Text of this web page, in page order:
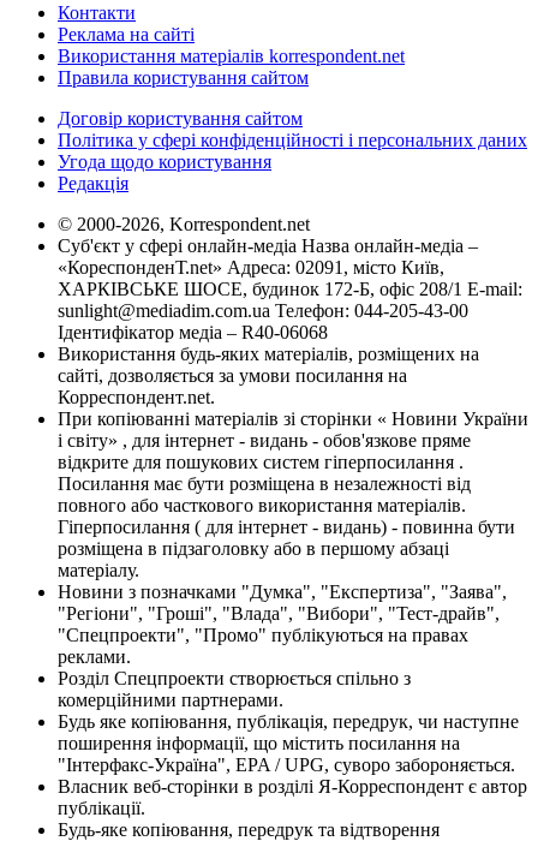
Контакти
Реклама на сайті
Використання матеріалів korrespondent.net
Правила користування сайтом
Договір користування сайтом
Політика у сфері конфіденційності і персональних даних
Угода щодо користування
Редакція
© 2000-2026, Korrespondent.net
Суб'єкт у сфері онлайн-медіа Назва онлайн-медіа –
«КореспонденТ.net» Адреса: 02091, місто Київ,
ХАРКІВСЬКЕ ШОСЕ, будинок 172-Б, офіс 208/1 E-mail:
sunlight@mediadim.com.ua Телефон: 044-205-43-00
Ідентифікатор медіа – R40-06068
Використання будь-яких матеріалів, розміщених на
сайті, дозволяється за умови посилання на
Корреспондент.net.
При копіюванні матеріалів зі сторінки « Новини України
і світу» , для інтернет - видань - обов'язкове пряме
відкрите для пошукових систем гіперпосилання .
Посилання має бути розміщена в незалежності від
повного або часткового використання матеріалів.
Гіперпосилання ( для інтернет - видань) - повинна бути
розміщена в підзаголовку або в першому абзаці
матеріалу.
Новини з позначками "Думка", "Експертиза", "Заява",
"Регіони", "Гроші", "Влада", "Вибори", "Тест-драйв",
"Спецпроекти", "Промо" публікуються на правах
реклами.
Розділ Спецпроекти створюється спільно з
комерційними партнерами.
Будь яке копіювання, публікація, передрук, чи наступне
поширення інформації, що містить посилання на
"Інтерфакс-Україна", EPA / UPG, суворо забороняється.
Власник веб-сторінки в розділі Я-Корреспондент є автор
публікації.
Будь-яке копіювання, передрук та відтворення